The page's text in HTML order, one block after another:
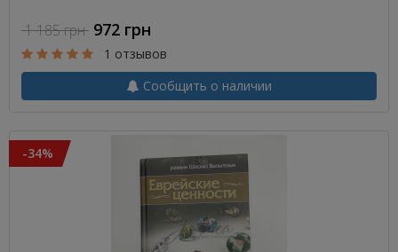
1 185 грн 972 грн
1 отзывов
Сообщить о наличии
-34%